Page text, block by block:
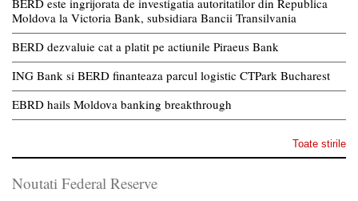
Moldova la Victoria Bank, subsidiara Bancii Transilvania
BERD dezvaluie cat a platit pe actiunile Piraeus Bank
ING Bank si BERD finanteaza parcul logistic CTPark Bucharest
EBRD hails Moldova banking breakthrough
Toate stirile
Noutati Federal Reserve